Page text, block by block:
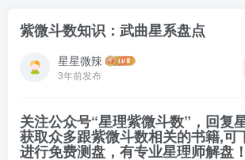
紫微斗数知识：武曲星系盘点
星星微辣
3年前发布
关注公众号“星理紫微斗数”，回复
获取众多跟紫微斗数相关的书籍,可
进行免费测盘，有专业星理师解盘！